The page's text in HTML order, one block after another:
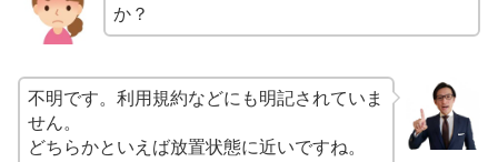
か？
不明です。利用規約などにも明記されていま
せん。
どちらかといえば放置状態に近いですね。